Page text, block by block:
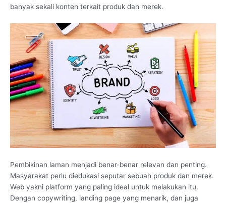
banyak sekali konten terkait produk dan merek.
Pembikinan laman menjadi benar-benar relevan dan penting.
Masyarakat perlu diedukasi seputar sebuah produk dan merek.
Web yakni platform yang paling ideal untuk melakukan itu.
Dengan copywriting, landing page yang menarik, dan juga